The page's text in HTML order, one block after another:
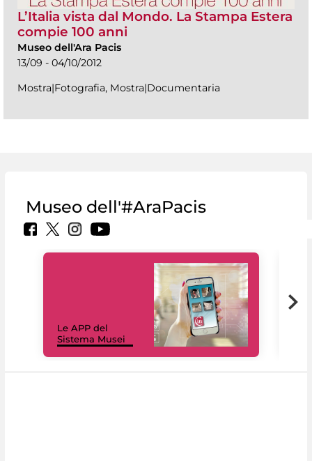
L’Italia vista dal Mondo. La Stampa Estera
compie 100 anni
Museo dell'Ara Pacis
13/09 - 04/10/2012
Mostra|Fotografia, Mostra|Documentaria
Museo dell'#AraPacis
Le APP del
Sistema Musei